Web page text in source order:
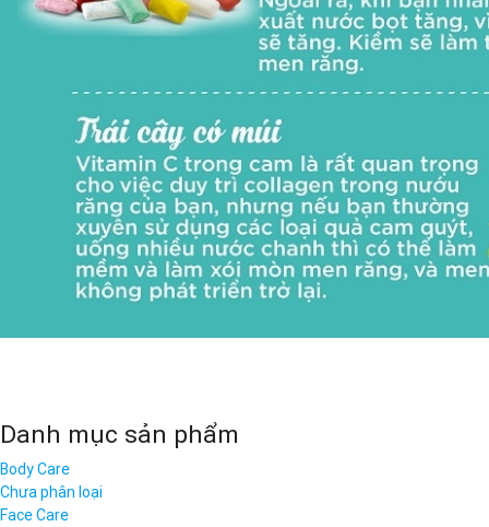
Danh mục sản phẩm
Body Care
Chưa phân loại
Face Care